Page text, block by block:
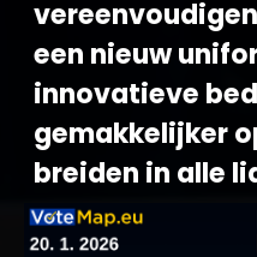
een nieuw
innovatieve
gemakkelijker
breiden in alle